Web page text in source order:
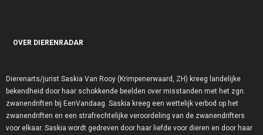
OVER DIERENRADAR
Dierenarts/jurist Saskia Van Rooy (Krimpenerwaard, ZH) kreeg landelijke
bekendheid door haar schokkende beelden over misstanden met het zgn.
zwanendriften bij EenVandaag. Saskia kreeg een wettelijk verbod op het
zwanendriften en een strafrechtelijke veroordeling van de zwanendrifters
voor elkaar. Saskia wordt gedreven door haar liefde voor dieren en door haar